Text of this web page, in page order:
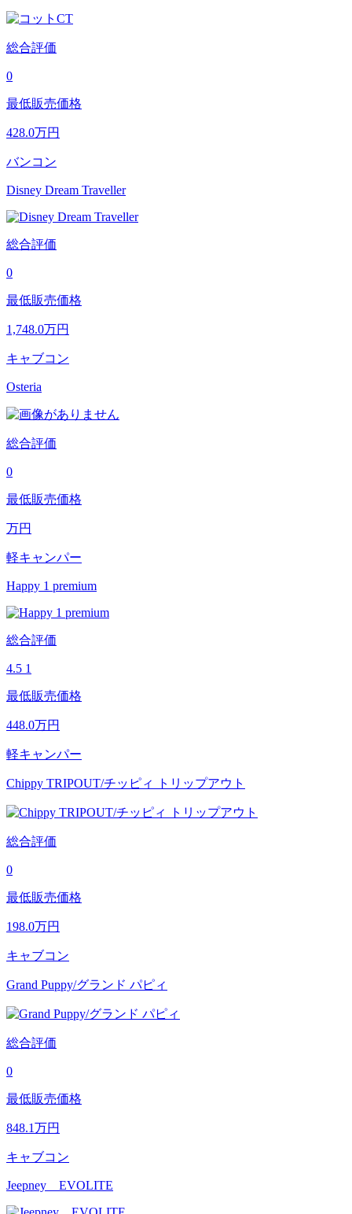
総合評価
0
最低販売価格
428.0万円
バンコン
Disney Dream Traveller
総合評価
0
最低販売価格
1,748.0万円
キャブコン
Osteria
総合評価
0
最低販売価格
万円
軽キャンパー
Happy 1 premium
総合評価
4.5 1
最低販売価格
448.0万円
軽キャンパー
Chippy TRIPOUT/チッピィ トリップアウト
総合評価
0
最低販売価格
198.0万円
キャブコン
Grand Puppy/グランド パピィ
総合評価
0
最低販売価格
848.1万円
キャブコン
Jeepney EVOLITE